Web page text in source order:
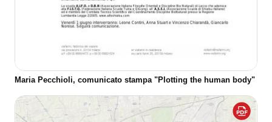
Maria Pecchioli, comunicato stampa "Plotting the human body"